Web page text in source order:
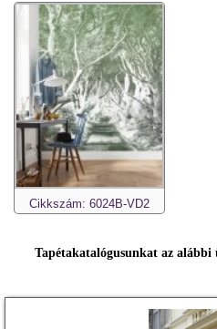
Cikkszám: 6024B-VD2
Tapétakatalógusunkat az